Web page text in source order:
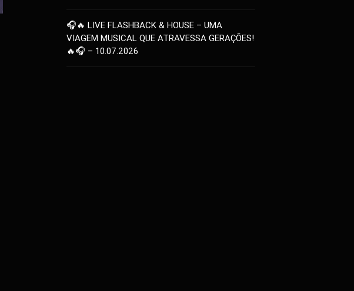
🎧🔥 LIVE FLASHBACK & HOUSE – UMA
VIAGEM MUSICAL QUE ATRAVESSA GERAÇÕES!
🔥🎧 – 10.07.2026